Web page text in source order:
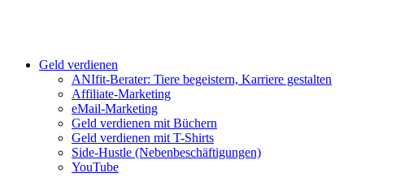
Geld verdienen
ANIfit-Berater: Tiere begeistern, Karriere gestalten
Affiliate-Marketing
eMail-Marketing
Geld verdienen mit Büchern
Geld verdienen mit T-Shirts
Side-Hustle (Nebenbeschäftigungen)
YouTube